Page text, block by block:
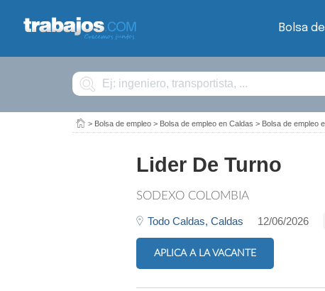
Bolsa
Buscar
> Bolsa de empleo > Bolsa de empleo en Caldas > Bolsa de empleo
Lider De Turno
SODEXO COLOMBIA
Todo Caldas, Caldas 12/06/2026
APLICA A LA VACANTE